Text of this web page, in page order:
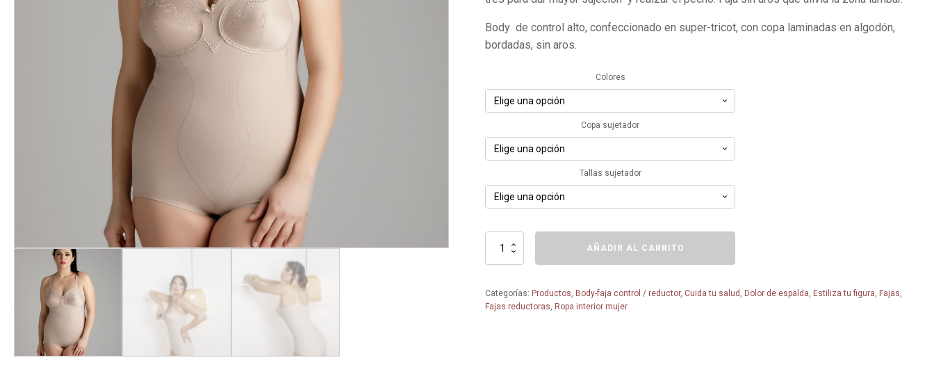
era:
79,90€.
es:
71,91€.
Body de control alto, confeccionado en super-tricot, con copa laminadas en algodón,
bordadas, sin aros.
Colores
Copa sujetador
Tallas sujetador
Faja
Bel
Siluet
AÑADIR AL CARRITO
Categorías: Productos, Body-faja control / reductor, Cuida tu salud , Dolor de espalda, Estiliza tu figura, Fajas,
Fajas reductoras, Ropa interior mujer